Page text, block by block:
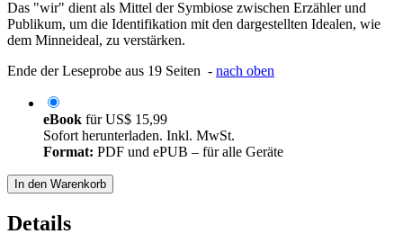
Das "wir" dient als Mittel der Symbiose zwischen Erzähler und
Publikum, um die Identifikation mit den dargestellten Idealen, wie
dem Minneideal, zu verstärken.
Ende der Leseprobe aus 19 Seiten - nach oben
eBook fürUS$ 15,99
Sofort herunterladen. Inkl. MwSt.
Format: PDF und ePUB – für alle Geräte
In den Warenkorb
Details